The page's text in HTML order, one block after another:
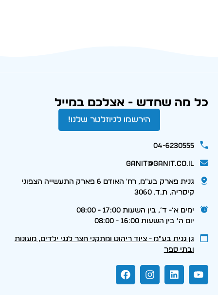
כל מה שחדש - אצלכם במייל
הירשמו לניוזלטר שלנו!
04-6230555
ganit@ganit.co.il
גנית פארק בע"מ, רח' האודם 6 פארק התעשייה הצפוני
קיסריה, ת.ד. 3060
ימים א׳- ד׳, בין השעות 17:00 - 08:00
יום ה׳ בין השעות 16:00 - 08:00
גן גנית בע״מ - ציוד ריהוט ומתקני חצר לגני ילדים, מעונות
ובתי ספר